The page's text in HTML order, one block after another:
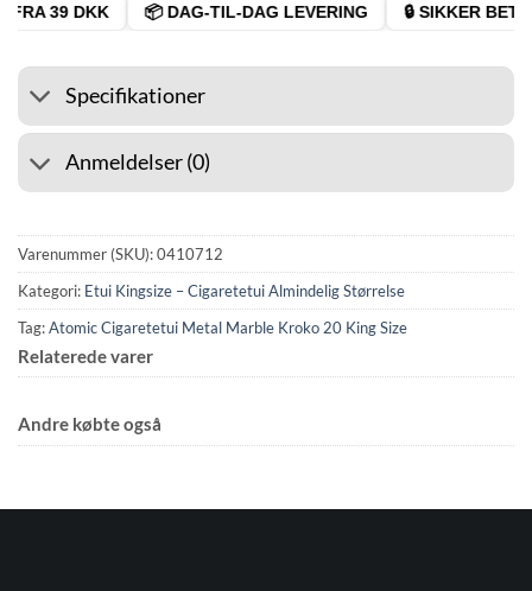
39 DKK 📦 DAG-TIL-DAG LEVERING 🔒 SIKKER
Specifikationer
Anmeldelser (0)
Varenummer (SKU):0410712
Kategori: Etui Kingsize – Cigaretetui Almindelig Størrelse
Tag:Atomic Cigaretetui Metal Marble Kroko 20 King Size
Relaterede varer
Andre købte også